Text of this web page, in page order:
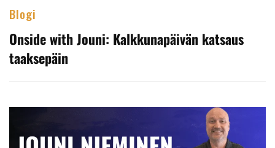
Blogi
Onside with Jouni: Kalkkunapäivän katsaus
taaksepäin